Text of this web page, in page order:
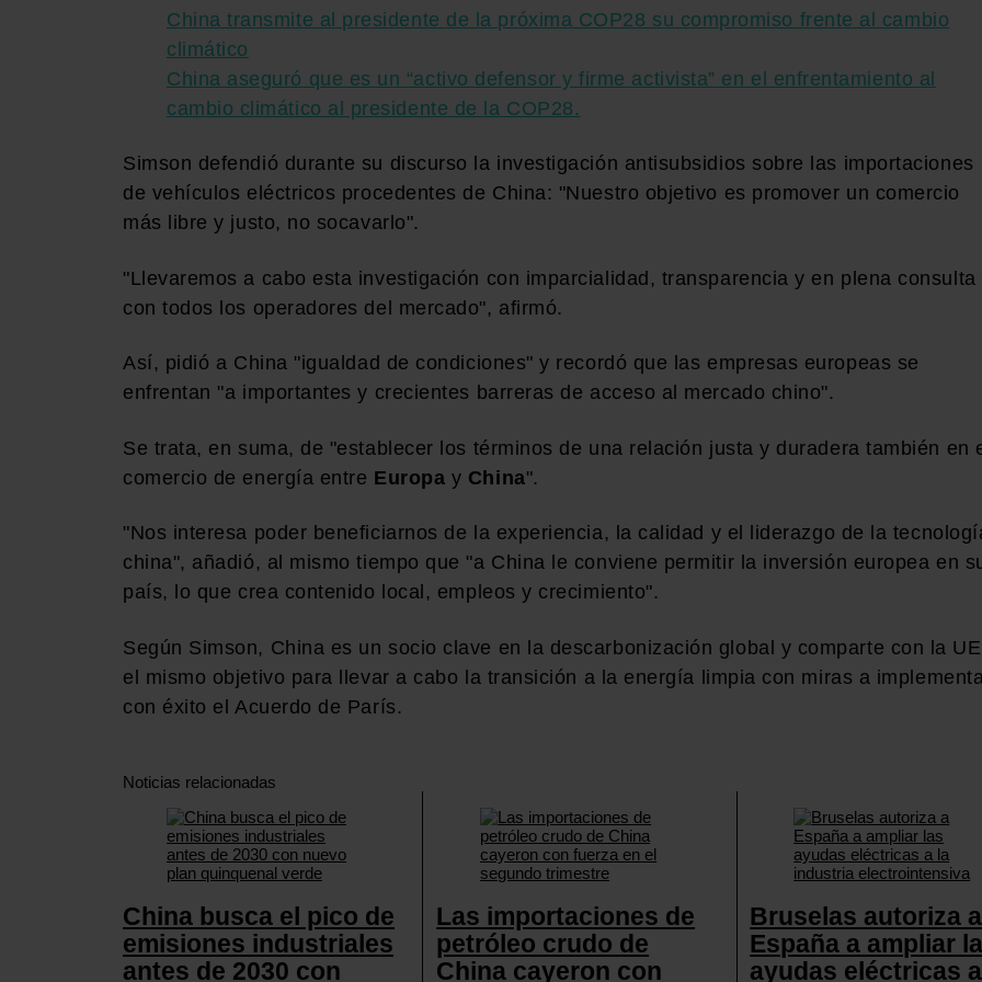
China transmite al presidente de la próxima COP28 su compromiso frente al cambio
climático
China aseguró que es un “activo defensor y firme activista” en el enfrentamiento al
cambio climático al presidente de la COP28.
Simson defendió durante su discurso la investigación antisubsidios sobre las importaciones
de vehículos eléctricos procedentes de China: "Nuestro objetivo es promover un comercio
más libre y justo, no socavarlo".
"Llevaremos a cabo esta investigación con imparcialidad, transparencia y en plena consulta
con todos los operadores del mercado", afirmó.
Así, pidió a China "igualdad de condiciones" y recordó que las empresas europeas se
enfrentan "a importantes y crecientes barreras de acceso al mercado chino".
Se trata, en suma, de "establecer los términos de una relación justa y duradera también en
comercio de energía entre Europa y China".
"Nos interesa poder beneficiarnos de la experiencia, la calidad y el liderazgo de la
china", añadió, al mismo tiempo que "a China le conviene permitir la inversión europea en
país, lo que crea contenido local, empleos y crecimiento".
Según Simson, China es un socio clave en la descarbonización global y comparte con la UE
el mismo objetivo para llevar a cabo la transición a la energía limpia con miras a
con éxito el Acuerdo de París.
Noticias relacionadas
China busca el pico de
emisiones industriales
antes de 2030 con
Las importaciones de
petróleo crudo de
China cayeron con
Bruselas autoriza a
España a ampliar
ayudas eléctricas